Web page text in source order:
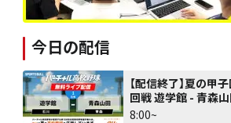
今日の配信
【配信終了】夏の甲
回戦 遊学館 - 青森
8:00~